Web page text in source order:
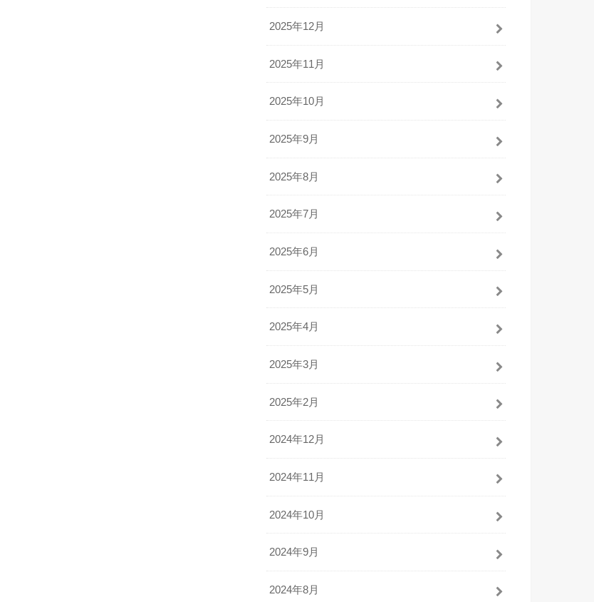
2025年12月
2025年11月
2025年10月
2025年9月
2025年8月
2025年7月
2025年6月
2025年5月
2025年4月
2025年3月
2025年2月
2024年12月
2024年11月
2024年10月
2024年9月
2024年8月